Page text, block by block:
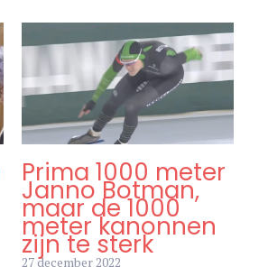
Prima 1000 meter
Janno Botman,
maar de 1000
meter kanonnen
zijn te sterk
27 december 2022